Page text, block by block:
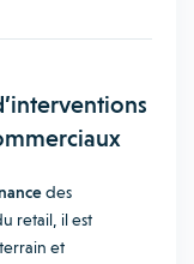
des
retail, il est
et